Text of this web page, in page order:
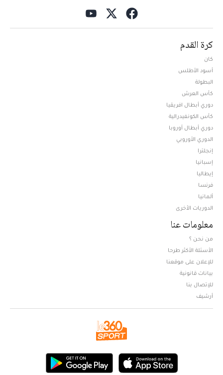
كرة القدم
كان
أسود الأطلس
البطولة
كأس العرش
دوري أبطال افريقيا
كأس الكونفيدرالية
دوري أبطال أوروبا
الدوري الأوروبي
إنجلترا
إسبانيا
إيطاليا
فرنسا
ألمانيا
الدوريات الأخرى
معلومات عنا
من نحن ؟
الأسئلة الأكثر طرحا
للإعلان على موقعنا
بيانات قانونية
للإتصال بنا
أرشيف